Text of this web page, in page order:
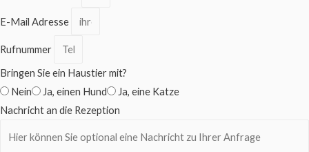
E-Mail Adresse
Rufnummer
Bringen Sie ein Haustier mit?
Nein
Ja, einen Hund
Ja, eine Katze
Nachricht an die Rezeption